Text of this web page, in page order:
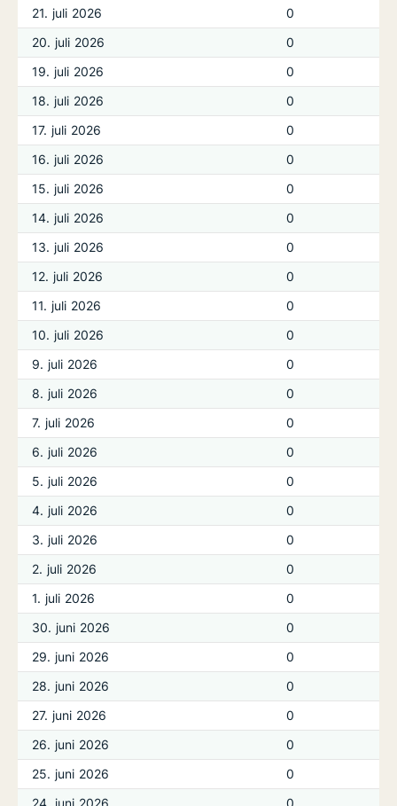
21. juli 2026
0
20. juli 2026
0
19. juli 2026
0
18. juli 2026
0
17. juli 2026
0
16. juli 2026
0
15. juli 2026
0
14. juli 2026
0
13. juli 2026
0
12. juli 2026
0
11. juli 2026
0
10. juli 2026
0
9. juli 2026
0
8. juli 2026
0
7. juli 2026
0
6. juli 2026
0
5. juli 2026
0
4. juli 2026
0
3. juli 2026
0
2. juli 2026
0
1. juli 2026
0
30. juni 2026
0
29. juni 2026
0
28. juni 2026
0
27. juni 2026
0
26. juni 2026
0
25. juni 2026
0
24. juni 2026
0